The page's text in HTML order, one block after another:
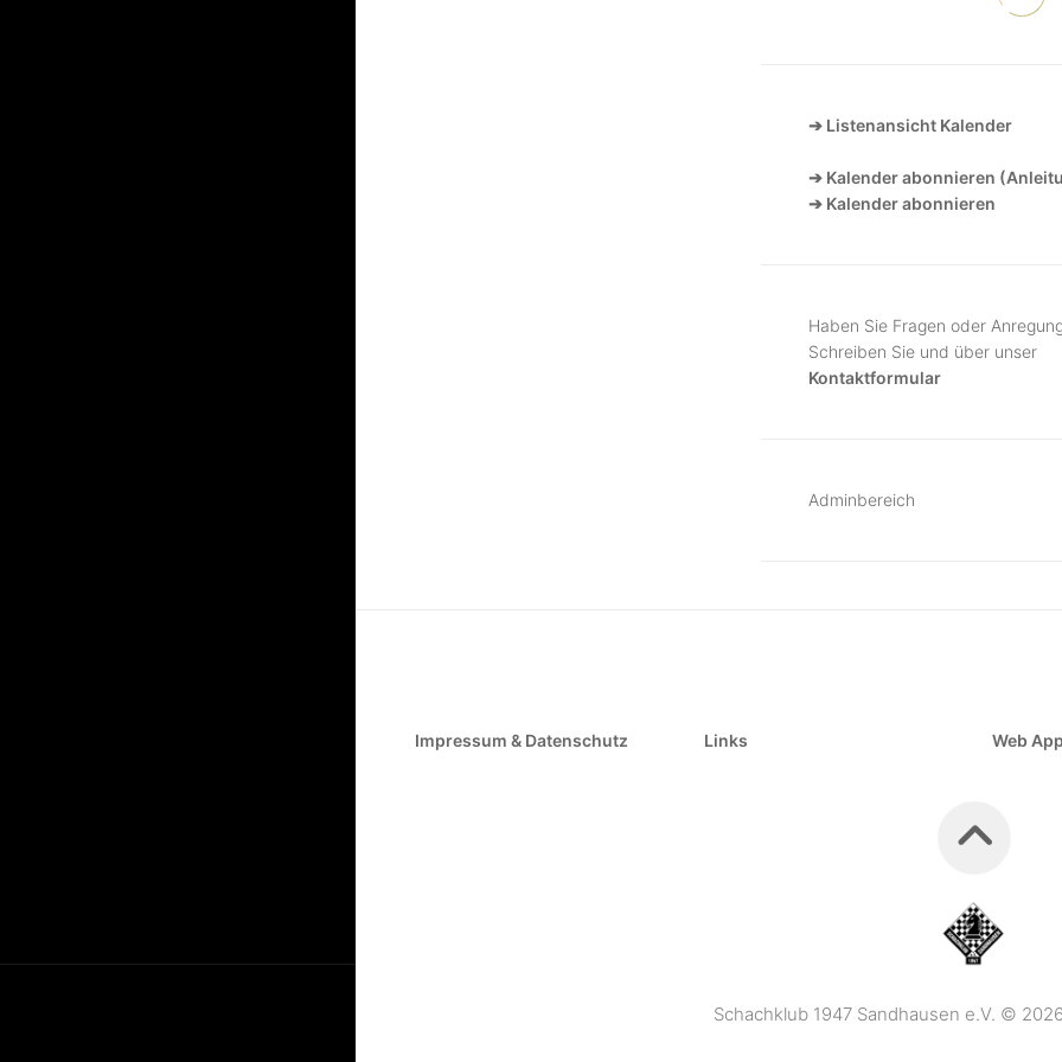
➔ Listenansicht Kalender
➔ Kalender abonnieren
➔ Kalender abonnieren
Haben Sie Fragen oder
Schreiben Sie und über unser
Kontaktformular
Adminbereich
Impressum & Datenschutz Links Web App
Schachklub 1947 Sandhausen e.V. ©